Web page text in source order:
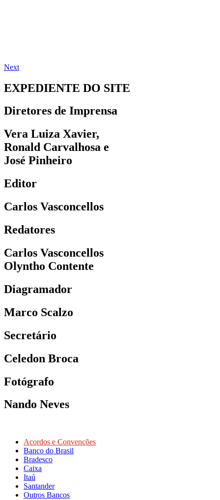
Next
EXPEDIENTE DO SITE
Diretores de Imprensa
Vera Luiza Xavier,
Ronald Carvalhosa e
José Pinheiro
Editor
Carlos Vasconcellos
Redatores
Carlos Vasconcellos
Olyntho Contente
Diagramador
Marco Scalzo
Secretário
Celedon Broca
Fotógrafo
Nando Neves
Acordos e Convenções
Banco do Brasil
Bradesco
Caixa
Itaú
Santander
Outros Bancos